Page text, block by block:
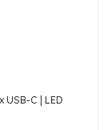
USB-C | LED